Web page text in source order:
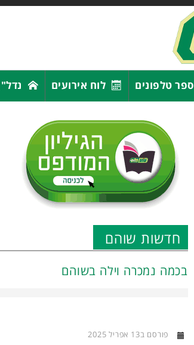
ספר טלפונים לוח אירועים
חדשות שוהם
בכמה נמכרה וילה בשוהם
פורסם ב13 אפריל 2025